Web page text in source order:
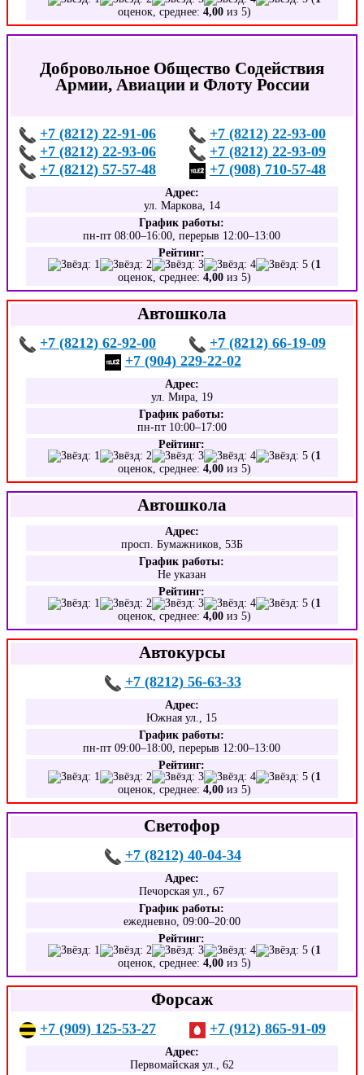
оценок, среднее:4,00 из 5)
Добровольное Общество Содействия
Армии, Авиации и Флоту России
+7 (8212) 22-91-06
+7 (8212) 22-93-00
+7 (8212) 22-93-06
+7 (8212) 22-93-09
+7 (8212) 57-57-48
+7 (908) 710-57-48
Адрес:
ул. Маркова, 14
График работы:
пн-пт 08:00–16:00, перерыв 12:00–13:00
Рейтинг:
(1
оценок, среднее:4,00 из 5)
Автошкола
+7 (8212) 62-92-00
+7 (8212) 66-19-09
+7 (904) 229-22-02
Адрес:
ул. Мира, 19
График работы:
пн-пт 10:00–17:00
Рейтинг:
(1
оценок, среднее:4,00 из 5)
Автошкола
Адрес:
просп. Бумажников, 53Б
График работы:
Не указан
Рейтинг:
(1
оценок, среднее:4,00 из 5)
Автокурсы
+7 (8212) 56-63-33
Адрес:
Южная ул., 15
График работы:
пн-пт 09:00–18:00, перерыв 12:00–13:00
Рейтинг:
(1
оценок, среднее:4,00 из 5)
Светофор
+7 (8212) 40-04-34
Адрес:
Печорская ул., 67
График работы:
ежедневно, 09:00–20:00
Рейтинг:
(1
оценок, среднее:4,00 из 5)
Форсаж
+7 (909) 125-53-27 +7 (912) 865-91-09
Адрес:
Первомайская ул., 62